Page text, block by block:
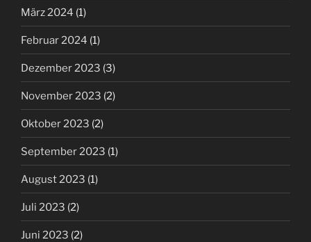
März 2024 (1)
Februar 2024 (1)
Dezember 2023 (3)
November 2023 (2)
Oktober 2023 (2)
September 2023 (1)
August 2023 (1)
Juli 2023 (2)
Juni 2023 (2)